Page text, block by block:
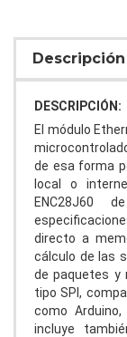
Descripción
DESCRIPCIÓN:
El módulo
de esa forma
local o
ENC28J60
directo a
cálculo de las
de paquetes y
tipo SPI,
como
incluye